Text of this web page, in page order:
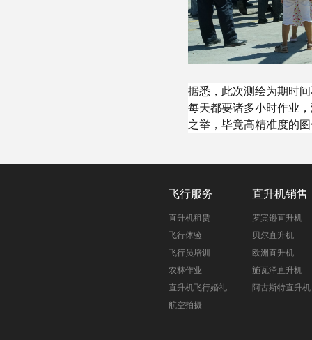
据悉，此次测绘为期时
每天都要诸多小时作业
之举，毕竟高精准度的
飞行服务
直升机租赁
飞行体验
飞行员培训
农林作业
直升机飞行婚礼
航空拍摄
直升机销售
罗宾逊直升机
贝尔直升机
欧洲直升机
施瓦泽直升机
阿古斯特直升机